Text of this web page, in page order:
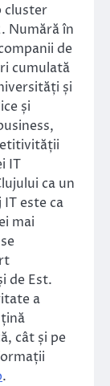
cluster
Numără în
de
cumulată
și
și
IT
ca un
este ca
mai
de Est.
a
cât și pe
.